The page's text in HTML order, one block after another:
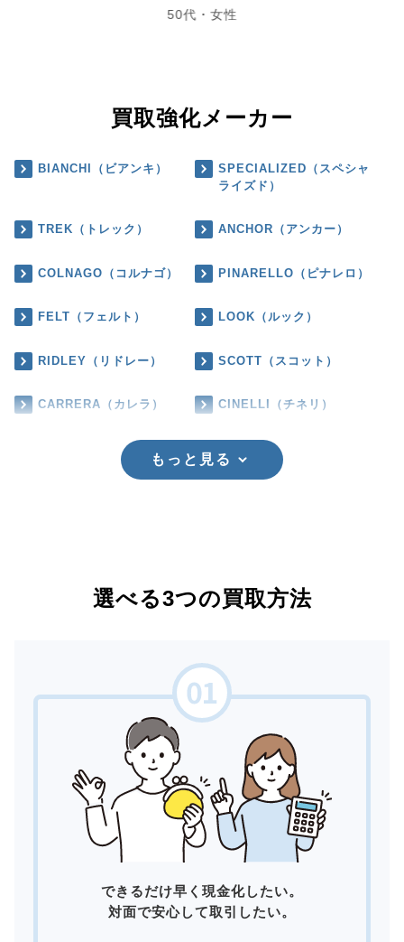
50代・女性
買取強化メーカー
BIANCHI（ビアンキ）
SPECIALIZED（スペシャ
ライズド）
TREK（トレック） ANCHOR（アンカー）
COLNAGO（コルナゴ） PINARELLO（ピナレロ）
FELT（フェルト） LOOK（ルック）
RIDLEY（リドレー） SCOTT（スコット）
CARRERA（カレラ） CINELLI（チネリ）
もっと見る
選べる3つの買取方法
できるだけ早く現金化したい。
対面で安心して取引したい。